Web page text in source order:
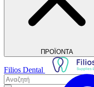
ΠΡΟΪΟΝΤΑ
Filios Dental